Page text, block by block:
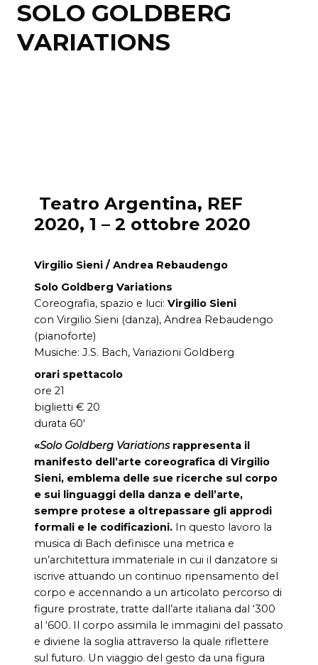
SOLO GOLDBERG
VARIATIONS
Teatro Argentina, REF
2020, 1 – 2 ottobre 2020
Virgilio Sieni / Andrea Rebaudengo
Solo Goldberg Variations
Coreografia, spazio e luci: Virgilio Sieni
con Virgilio Sieni (danza), Andrea Rebaudengo
(pianoforte)
Musiche: J.S. Bach, Variazioni Goldberg
orari spettacolo
ore 21
biglietti € 20
durata 60′
«Solo Goldberg Variations rappresenta il
manifesto dell’arte coreografica di Virgilio
Sieni, emblema delle sue ricerche sul corpo
e sui linguaggi della danza e dell’arte,
sempre protese a oltrepassare gli approdi
formali e le codificazioni. In questo lavoro la
musica di Bach definisce una metrica e
un’architettura immateriale in cui il danzatore si
iscrive attuando un continuo ripensamento del
corpo e accennando a un articolato percorso di
figure prostrate, tratte dall’arte italiana dal ‘300
al ‘600. Il corpo assimila le immagini del passato
e diviene la soglia attraverso la quale riflettere
sul futuro. Un viaggio del gesto da una figura